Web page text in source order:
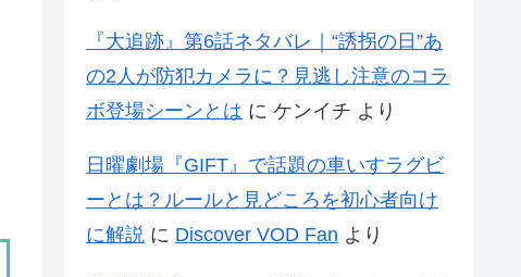
『大追跡』第6話ネタバレ｜“誘拐の日”あ
の2人が防犯カメラに？見逃し注意のコラ
ボ登場シーンとは に ケンイチ より
日曜劇場『GIFT』で話題の車いすラグビ
ーとは？ルールと見どころを初心者向け
に解説 に Discover VOD Fan より